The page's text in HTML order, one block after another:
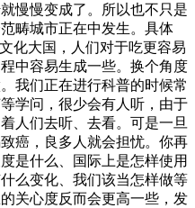
慢慢变成了。所以也不只是
畴城市正在中发生。具体
化大国，人们对于吃更容易
中容易生成一些。换个角度
我们正在进行科普的时候常
学问，很少会有人听，由于
人们去听、去看。可是一旦
癌，良多人就会担忧。你再
是什么、国际上是怎样使用
么变化、我们该当怎样做等
关心度反而会更高一些，发